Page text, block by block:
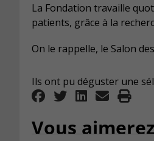
La Fondation travaille
patients, grâce à la
On le rappelle, le Salon
Ils ont pu déguster une
Vous